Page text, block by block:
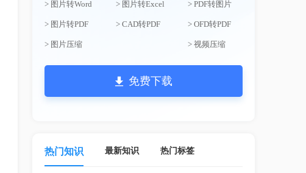
> 图片转Word > 图片转Excel > PDF转图片
> 图片转PDF > CAD转PDF > OFD转PDF
> 图片压缩 > 视频压缩
免费下载
热门知识 最新知识 热门标签